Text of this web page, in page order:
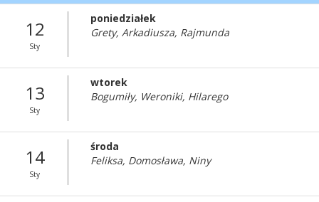
12
Sty
poniedziałek
Grety, Arkadiusza, Rajmunda
13
Sty
wtorek
Bogumiły, Weroniki, Hilarego
14
Sty
środa
Feliksa, Domosława, Niny